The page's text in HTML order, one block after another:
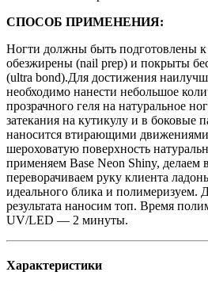
СПОСОБ ПРИМЕНЕНИЯ:
Ногти должны быть подготовлены
обезжирены (nail prep) и покрыты
(ultra bond).Для достижения
необходимо нанести небольшое
прозрачного геля на натуральное
затекания на кутикулу и в боковые
наносится втирающими
шероховатую поверхность
применяем Base Neon Shiny, делаем
переворачиваем руку клиента
идеального блика и полимеризуем.
результата наносим топ. Время
UV/LED — 2 минуты.
Характеристики